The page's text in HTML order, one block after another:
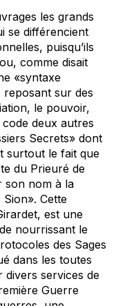
les grands
se différencient
puisqu’ils
comme disait
«syntaxe
reposant sur des
le pouvoir,
code deux autres
Secrets» dont
surtout le fait que
du Prieuré de
son nom à la
Cette
est une
nourrissant le
des Sages
dans les toutes
divers services de
Guerre